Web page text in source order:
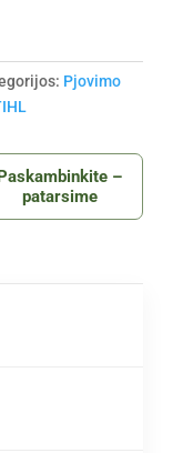
Pjovimo
–
patarsime